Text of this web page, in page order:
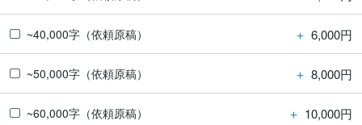
~40,000字（依頼原稿） ＋ 6,000円
~50,000字（依頼原稿） ＋ 8,000円
~60,000字（依頼原稿） ＋ 10,000円